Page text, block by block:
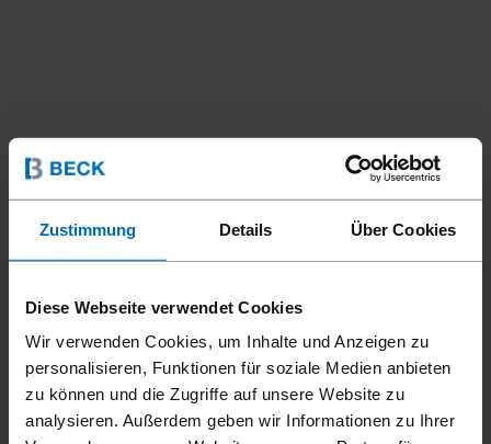
Zustimmung Details Über Cookies
Diese Webseite verwendet Cookies
Wir verwenden Cookies, um Inhalte und Anzeigen zu
personalisieren, Funktionen für soziale Medien anbieten
zu können und die Zugriffe auf unsere Website zu
analysieren. Außerdem geben wir Informationen zu Ihrer